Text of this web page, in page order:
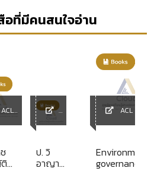
อที่มีคนสนใจอ่าน
ป. วิ
อาญา
ACL
governance in